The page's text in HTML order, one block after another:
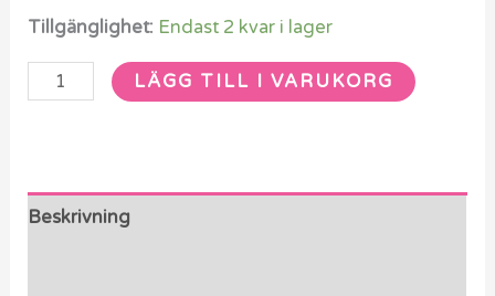
Tillgänglighet: Endast 2 kvar i lager
LÄGG TILL I VARUKORG
Beskrivning